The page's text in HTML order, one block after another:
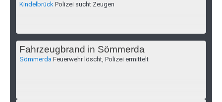
Kindelbrück Polizei sucht Zeugen
Fahrzeugbrand in Sömmerda
Sömmerda Feuerwehr löscht, Polizei ermittelt